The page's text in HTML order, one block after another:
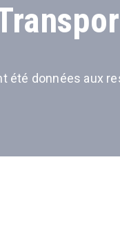
été données aux